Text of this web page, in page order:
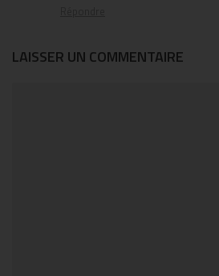
LAISSER UN COMMENTAIRE